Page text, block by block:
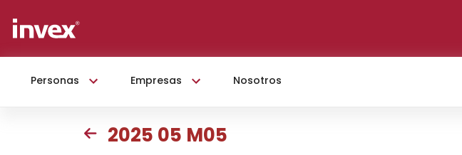
Personas Empresas Nosotros
2025 05 M05